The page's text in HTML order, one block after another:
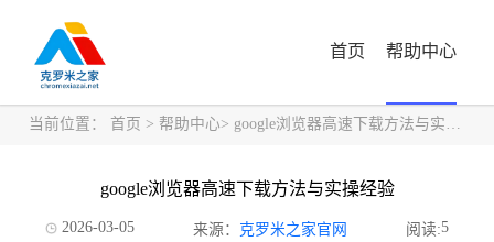
首页 帮助中心
当前位置： 首页 > 帮助中心> google浏览器高速下载方法与实操经验
google浏览器高速下载方法与实操经验
2026-03-05 来源： 克罗米之家官网 阅读:5